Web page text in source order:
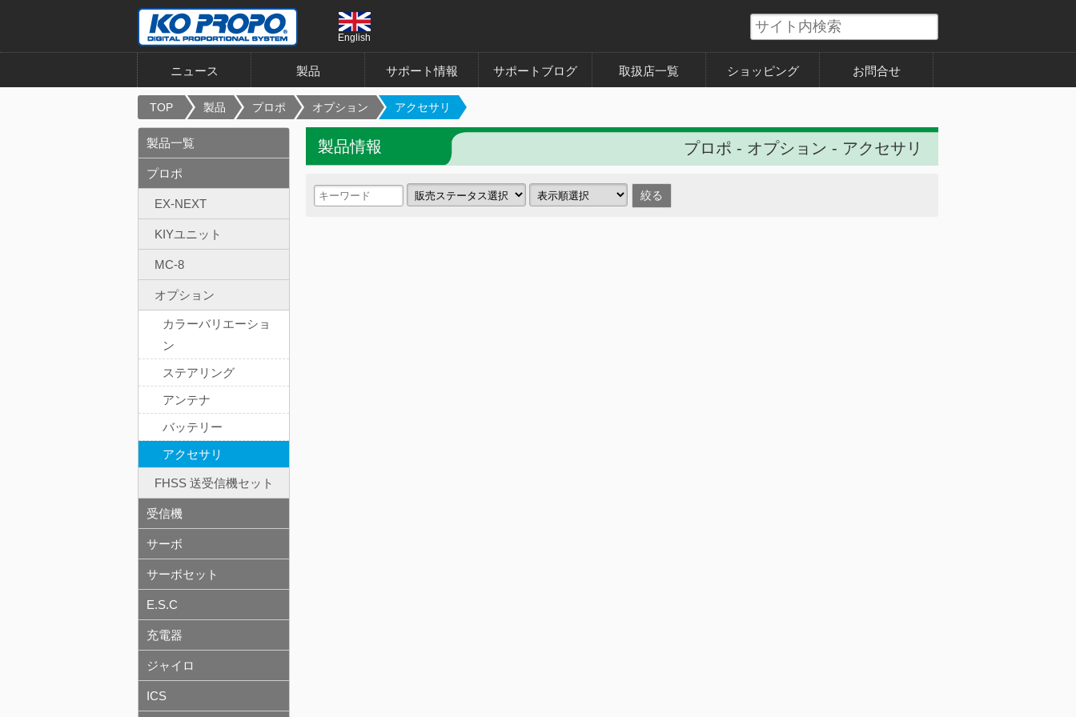
English
ニュース 製品 サポート情報 サポートブログ 取扱店一覧 ショッピング お問合せ
TOP 製品 プロポ オプション アクセサリ
製品情報 プロポ - オプション - アクセサリ
製品一覧
プロポ
EX-NEXT
KIYユニット
MC-8
オプション
カラーバリエーショ
ン
ステアリング
アンテナ
バッテリー
アクセサリ
FHSS 送受信機セット
受信機
サーボ
サーボセット
E.S.C
充電器
ジャイロ
ICS